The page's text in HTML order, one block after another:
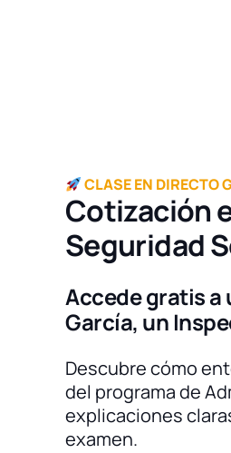
CLASE EN DIRECTO
Cotización
Seguridad
Accede gratis
García, un
Descubre cómo
del programa de
explicaciones
examen.